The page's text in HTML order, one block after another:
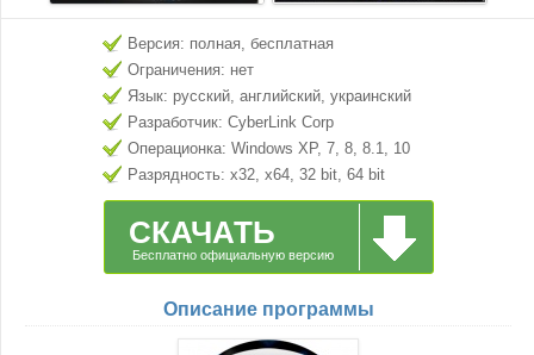
Версия: полная, бесплатная
Ограничения: нет
Язык: русский, английский, украинский
Разработчик: CyberLink Corp
Операционка: Windows XP, 7, 8, 8.1, 10
Разрядность: x32, x64, 32 bit, 64 bit
СКАЧАТЬ
Бесплатно официальную версию
Описание программы